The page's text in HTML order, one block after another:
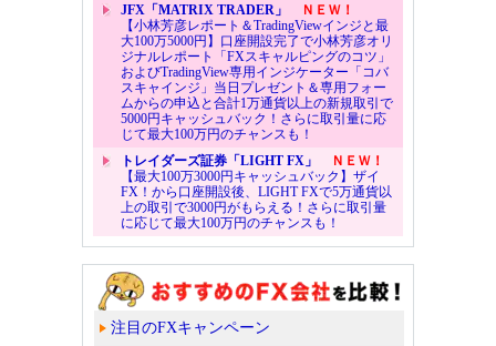
JFX「MATRIX TRADER」
ＮＥＷ！
【小林芳彦レポート＆TradingViewインジと最
大100万5000円】口座開設完了で小林芳彦オリ
ジナルレポート「FXスキャルピングのコツ」
およびTradingView専用インジケーター「コバ
スキャインジ」当日プレゼント＆専用フォー
ムからの申込と合計1万通貨以上の新規取引で
5000円キャッシュバック！さらに取引量に応
じて最大100万円のチャンスも！
トレイダーズ証券「LIGHT FX」
ＮＥＷ！
【最大100万3000円キャッシュバック】ザイ
FX！から口座開設後、LIGHT FXで5万通貨以
上の取引で3000円がもらえる！さらに取引量
に応じて最大100万円のチャンスも！
注目のFXキャンペーン